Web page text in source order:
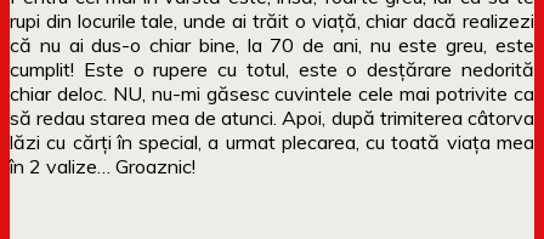
rupi din locurile tale, unde ai trăit o viață, chiar dacă realizezi
că nu ai dus-o chiar bine, la 70 de ani, nu este greu, este
cumplit! Este o rupere cu totul, este o desțărare nedorită
chiar deloc. NU, nu-mi găsesc cuvintele cele mai potrivite ca
să redau starea mea de atunci. Apoi, după trimiterea câtorva
lăzi cu cărți în special, a urmat plecarea, cu toată viața mea
în 2 valize… Groaznic!